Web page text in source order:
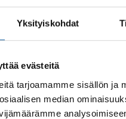
Yksityiskohdat
evästeitä
tarjoamamme sisällön ja
median
pakettisi lähetetään.
saapumisilmoituksesta.